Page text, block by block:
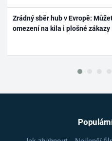
Zrádný sběr hub v Evropě:
omezení na kila i plošné zákazy